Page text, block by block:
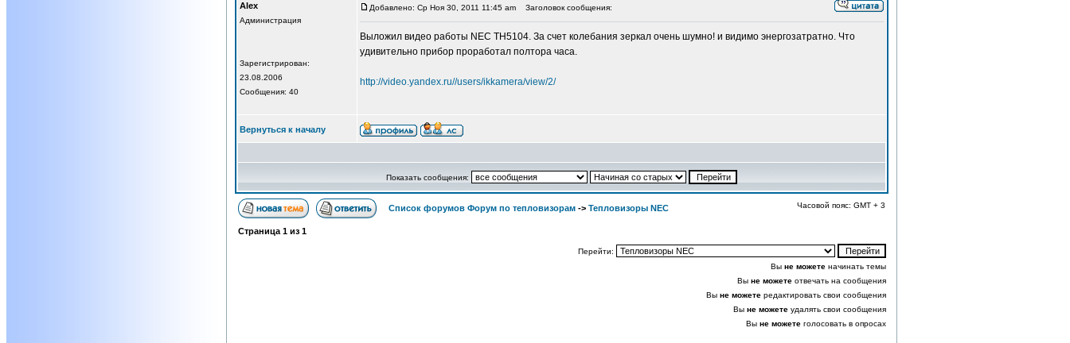
Alex
Администрация
Зарегистрирован:
23.08.2006
Сообщения: 40
Добавлено: Ср Ноя 30, 2011 11:45 am Заголовок сообщения:
Выложил видео работы NEC TH5104. За счет колебания зеркал очень шумно! и видимо энергозатратно. Что
удивительно прибор проработал полтора часа.
http://video.yandex.ru//users/ikkamera/view/2/
Вернуться к началу
Показать сообщения:
Список форумов Форум по тепловизорам -> Тепловизоры NEC Часовой пояс: GMT + 3
Страница 1 из 1
Перейти:
Вы не можете начинать темы
Вы не можете отвечать на сообщения
Вы не можете редактировать свои сообщения
Вы не можете удалять свои сообщения
Вы не можете голосовать в опросах